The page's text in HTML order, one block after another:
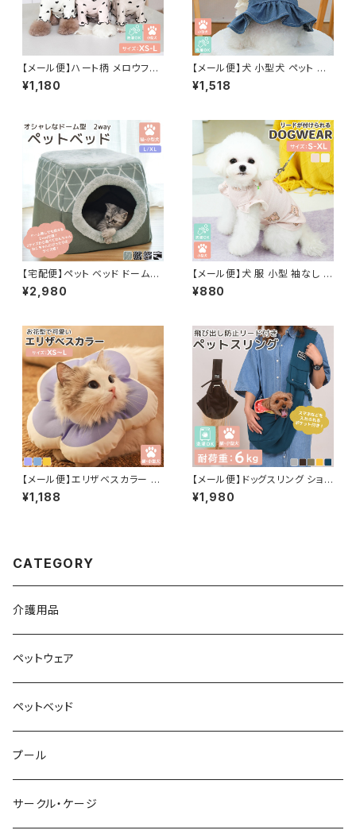
【メール便】ハート柄 メロウフリ
ル 長袖 ドッグウェア ストレッチ
犬 服 小型犬 ペット／pets218
¥1,180
【メール便】犬 小型犬 ペット ワ
ンピース ペット用品 服 ドッグウ
ェア レイヤード風ワンピ 犬の服
¥1,518
【宅配便】ペット ベッド ドーム型
ハウス 犬 猫 2way／pets023
¥2,980
【メール便】犬 服 小型 袖なし 肩
フリル トップス リードリング付き
凹凸生地 裏面 蒸れにくい／pe
¥880
【メール便】エリザベスカラー 犬
小型犬 猫 ペット ペットグッズ 花
ドーナツ ソフト 軽量 クッション
¥1,188
【メール便】ドッグスリング ショル
ダー キャリーバッグ ペット 犬 猫
飛び出し防止／pets002
¥1,980
CATEGORY
介護用品
ペットウェア
ペットベッド
プール
サークル・ケージ